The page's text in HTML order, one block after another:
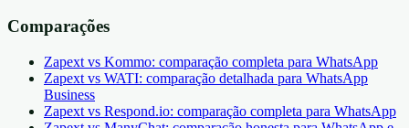
Comparações
Zapext vs Kommo: comparação completa para WhatsApp
Zapext vs WATI: comparação detalhada para WhatsApp
Business
Zapext vs Respond.io: comparação completa para WhatsApp